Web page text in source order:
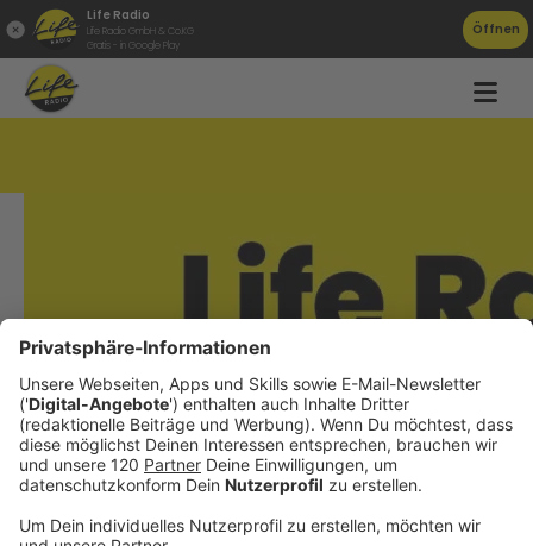
Life Radio
Life Radio GmbH & Co.KG
Gratis - in Google Play
Öffnen